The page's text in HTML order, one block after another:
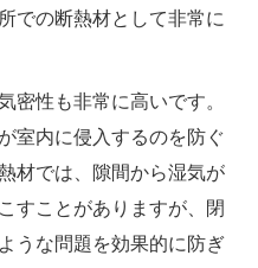
での断熱材として非常に
密性も非常に高いです。
室内に侵入するのを防ぐ
材では、隙間から湿気が
すことがありますが、閉
うな問題を効果的に防ぎ